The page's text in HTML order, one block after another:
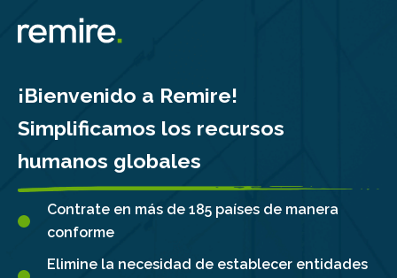
¡Bienvenido a Remire!
Simplificamos los recursos
humanos globales
Contrate en más de 185 países de manera
conforme
Elimine la necesidad de establecer entidades